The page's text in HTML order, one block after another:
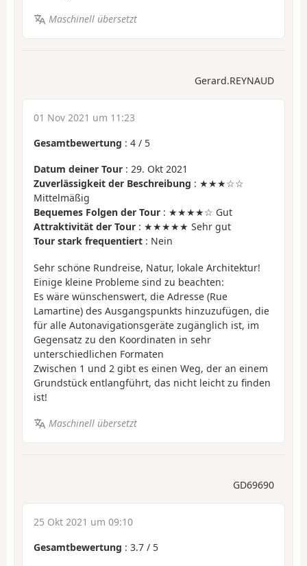
Maschinell übersetzt
Gerard.REYNAUD
01 Nov 2021 um 11:23
Gesamtbewertung : 4 / 5
Datum deiner Tour : 29. Okt 2021
Zuverlässigkeit der Beschreibung : ★★★☆☆
Mittelmäßig
Bequemes Folgen der Tour : ★★★★☆ Gut
Attraktivität der Tour : ★★★★★ Sehr gut
Tour stark frequentiert : Nein
Sehr schöne Rundreise, Natur, lokale Architektur!
Einige kleine Probleme sind zu beachten:
Es wäre wünschenswert, die Adresse (Rue
Lamartine) des Ausgangspunkts hinzuzufügen, die
für alle Autonavigationsgeräte zugänglich ist, im
Gegensatz zu den Koordinaten in sehr
unterschiedlichen Formaten
Zwischen 1 und 2 gibt es einen Weg, der an einem
Grundstück entlangführt, das nicht leicht zu finden
ist!
Maschinell übersetzt
GD69690
25 Okt 2021 um 09:10
Gesamtbewertung : 3.7 / 5